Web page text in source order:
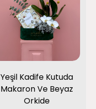
Yeşil Kadife Kutuda
Makaron Ve Beyaz
Orkide